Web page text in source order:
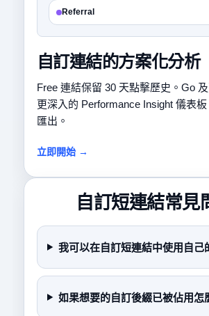
Referral
自訂連結的方案化分析
Free 連結保留 30 天點擊歷史。Go
更深入的 Performance Insight 儀表
匯出。
立即開始 →
自訂短連結常見
我可以在自訂短連結中使用自己
如果想要的自訂後綴已被佔用怎